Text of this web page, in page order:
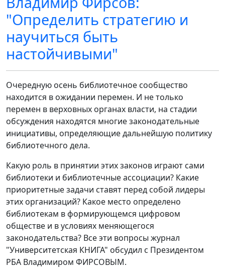
"Определить стратегию и
научиться быть
настойчивыми"
Очередную осень библиотечное сообщество
находится в ожидании перемен. И не только
перемен в верховных органах власти, на стадии
обсуждения находятся многие законодательные
инициативы, определяющие дальнейшую политику
библиотечного дела.
Какую роль в принятии этих законов играют сами
библиотеки и библиотечные ассоциации? Какие
приоритетные задачи ставят перед собой лидеры
этих организаций? Какое место определено
библиотекам в формирующемся цифровом
обществе и в условиях меняющегося
законодательства? Все эти вопросы журнал
"Университетская КНИГА" обсудил с Президентом
РБА Владимиром ФИРСОВЫМ.